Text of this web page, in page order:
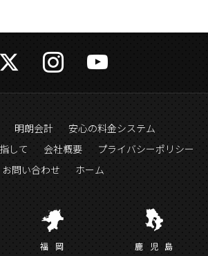
明朗会計
安心の料金システム
して
会社概要
プライバシーポリシー
お問い合わせ
ホーム
福 岡 鹿児島